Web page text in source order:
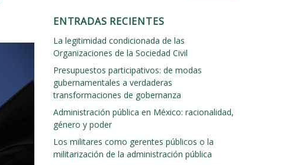
c
a
r
:
ENTRADAS RECIENTES
La legitimidad condicionada de las
Organizaciones de la Sociedad Civil
Presupuestos participativos: de modas
gubernamentales a verdaderas
transformaciones de gobernanza
Administración pública en México: racionalidad,
género y poder
Los militares como gerentes públicos o la
militarización de la administración pública